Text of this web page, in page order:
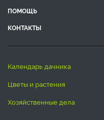
ПОМОЩЬ
КОНТАКТЫ
календарь дачника
цветы и растения
хозяйственные дела